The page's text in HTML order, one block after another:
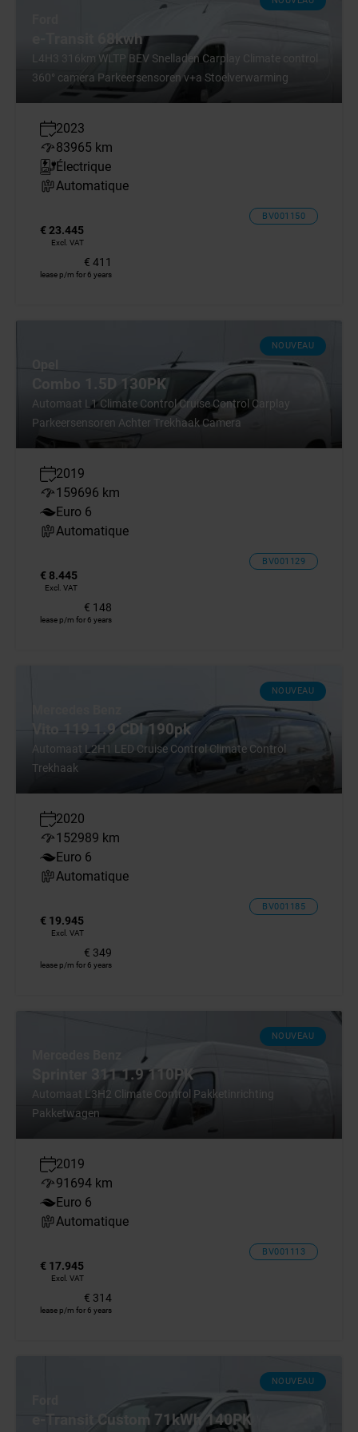
e-Transit 68kwh
L4H3 316km WLTP BEV Snelladen Carplay Climate control
360° camera Parkeersensoren v+a Stoelverwarming
2023
83965 km
Électrique
Automatique
BV001150
€ 23.445
Excl. VAT
€ 411
lease p/m for 6 years
NOUVEAU
Opel
Combo 1.5D 130PK
Automaat L1 Climate Control Cruise Control Carplay
Parkeersensoren Achter Trekhaak Camera
2019
159696 km
Euro 6
Automatique
BV001129
€ 8.445
Excl. VAT
€ 148
lease p/m for 6 years
NOUVEAU
Vito 119 1.9 CDI 190pk
Automaat L2H1 LED Cruise Control Climate Control
Trekhaak
2020
152989 km
Euro 6
Automatique
BV001185
€ 19.945
Excl. VAT
€ 349
lease p/m for 6 years
NOUVEAU
Sprinter 311 1.9 110PK
Automaat L3H2 Climate Control Pakketinrichting
Pakketwagen
2019
91694 km
Euro 6
Automatique
BV001113
€ 17.945
Excl. VAT
€ 314
lease p/m for 6 years
NOUVEAU
e-Transit Custom 71kWh 140PK